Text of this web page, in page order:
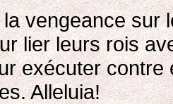
vengeance sur
lier leurs rois
exécuter
Alleluia!